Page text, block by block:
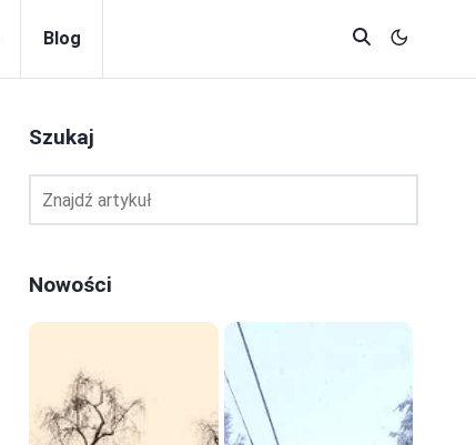
Blog
Szukaj
Nowości